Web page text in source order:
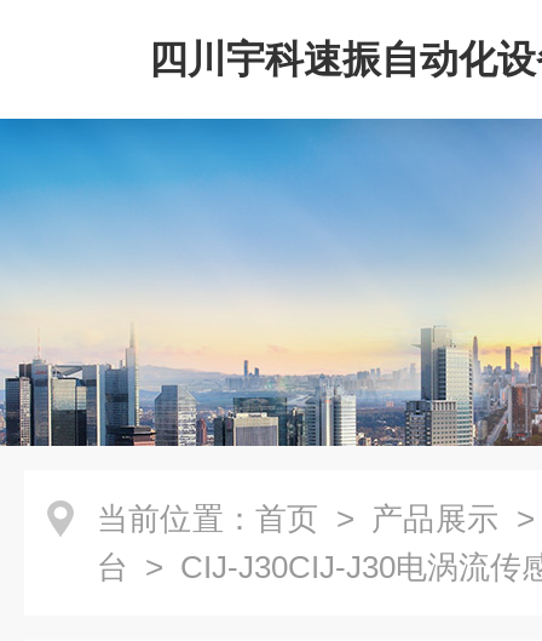
四川宇科速振自动化
公司
当前位置： 首页 > 产品展示
台 > CIJ-J30CIJ-J30电涡流传